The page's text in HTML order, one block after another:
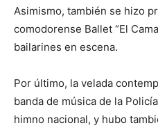
Asimismo, también se hizo
comodorense Ballet “El
bailarines en escena.
Por último, la velada
banda de música de la
himno nacional, y hubo